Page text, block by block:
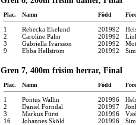
Plac. Namn Född
1 Rebecka Ekelund 201992
2
Caroline Palm 201992
3
Gabriella Ivarsson 201992
9
Ebba Hellström 201992
Gren 7, 400m frisim herrar, Final
Plac. Namn Född
1 Pontus Wallin 201996
2
Daniel Forndal 201997
3
Markus Fürst 201996
16
Johannes Sköld 201996